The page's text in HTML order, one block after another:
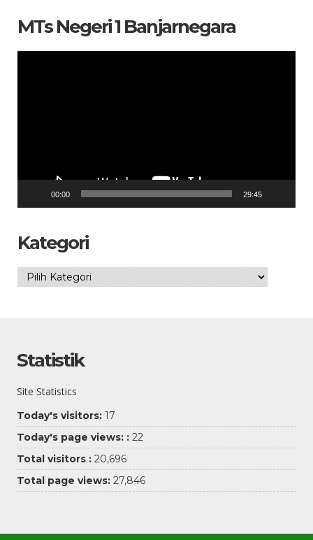
MTs Negeri 1 Banjarnegara
00:00 29:45
Kategori
Kategori
Statistik
Site Statistics
Today's visitors: 17
Today's page views: : 22
Total visitors : 20,696
Total page views: 27,846